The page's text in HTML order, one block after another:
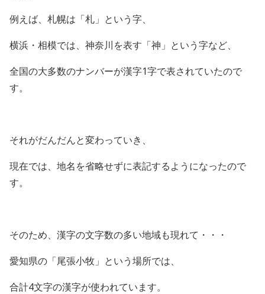
例えば、札幌は「札」という字、
横浜・相模では、神奈川を表す「神」という字など、
全国の大多数のナンバーが漢字1字で表されていたので
す。
それがだんだんと変わっていき、
現在では、地名を省略せずに表記するようになったので
す。
そのため、漢字の文字数の多い地域も現れて・・・
愛知県の「尾張小牧」という場所では、
合計4文字の漢字が使われています。